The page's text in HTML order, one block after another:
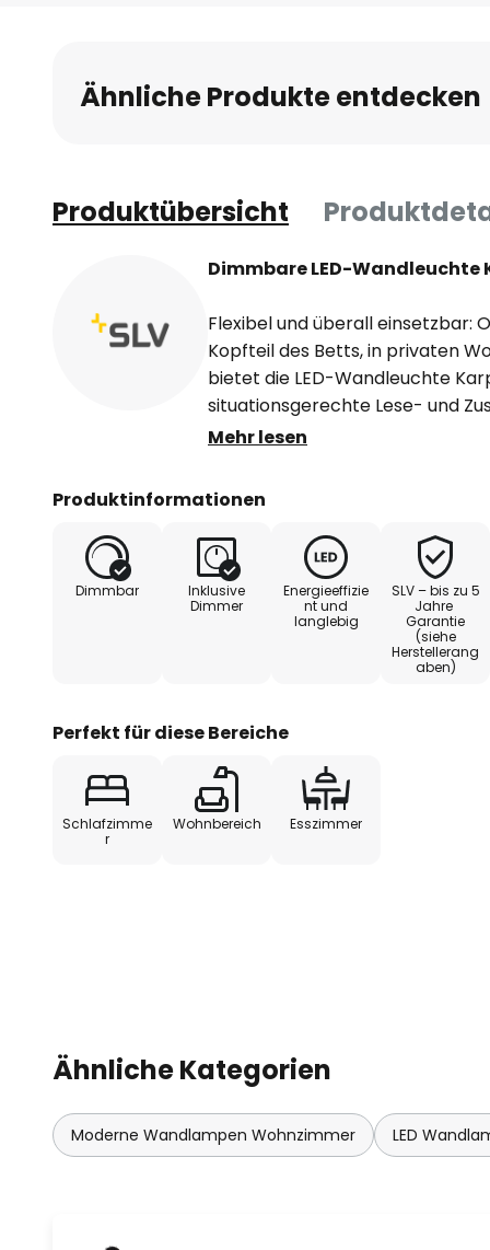
Bildgalerie
springen
Ähnliche Produkte entdecken
Produktübersicht
Dimmbare LED-Wandleuchte
Flexibel und überall einsetzbar:
Kopfteil des Betts, in privaten
bietet die LED-Wandleuchte
situationsgerechte Lese- und
Flexarms lässt sich der
Dimmschalter direkt an der
einem CRI von 90.
Mehr lesen
Produktinformationen
Dimmbar
Inklusive
Dimmer
Energieeffizie
nt und
langlebig
SLV – bis zu 5
Jahre
Garantie
(siehe
Herstellerang
aben)
Perfekt für diese Bereiche
Schlafzimme
r
Wohnbereich Esszimmer
Ähnliche Kategorien
Moderne Wandlampen Wohnzimmer LED